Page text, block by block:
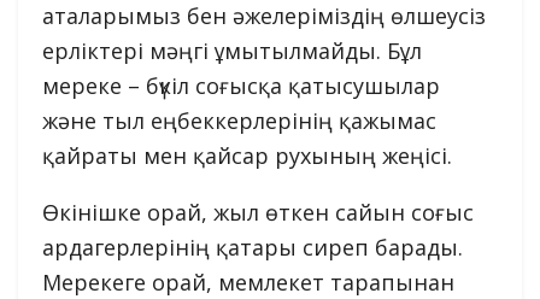
аталарымыз бен әжелеріміздің өлшеусіз
ерліктері мәңгі ұмытылмайды. Бұл
мереке – бүкіл соғысқа қатысушылар
және тыл еңбеккерлерінің қажымас
қайраты мен қайсар рухының жеңісі.
Өкінішке орай, жыл өткен сайын соғыс
ардагерлерінің қатары сиреп барады.
Мерекеге орай, мемлекет тарапынан